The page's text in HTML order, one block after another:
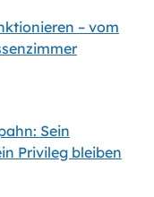
– vom
Sein
Privileg bleiben